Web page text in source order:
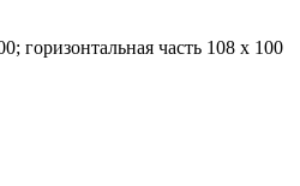
горизонтальная часть 108 x 100